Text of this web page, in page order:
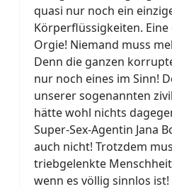
quasi nur noch ein
Körperflüssigkeiten.
Orgie! Niemand muss
Denn die ganzen
nur noch eines im Sinn!
unserer sogenannten
hätte wohl nichts
Super-Sex-Agentin Jana
auch nicht! Trotzdem
triebgelenkte
wenn es völlig sinnlos ist!